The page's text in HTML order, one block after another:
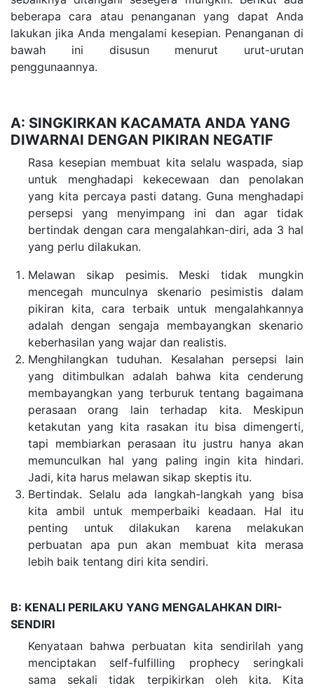
beberapa cara atau penanganan yang dapat Anda
lakukan jika Anda mengalami kesepian. Penanganan di
bawah ini disusun menurut urut-urutan
penggunaannya.
A: SINGKIRKAN KACAMATA ANDA YANG
DIWARNAI DENGAN PIKIRAN NEGATIF
Rasa kesepian membuat kita selalu waspada, siap
untuk menghadapi kekecewaan dan penolakan
yang kita percaya pasti datang. Guna menghadapi
persepsi yang menyimpang ini dan agar tidak
bertindak dengan cara mengalahkan-diri, ada 3 hal
yang perlu dilakukan.
Melawan sikap pesimis. Meski tidak mungkin
mencegah munculnya skenario pesimistis dalam
pikiran kita, cara terbaik untuk mengalahkannya
adalah dengan sengaja membayangkan skenario
keberhasilan yang wajar dan realistis.
Menghilangkan tuduhan. Kesalahan persepsi lain
yang ditimbulkan adalah bahwa kita cenderung
membayangkan yang terburuk tentang bagaimana
perasaan orang lain terhadap kita. Meskipun
ketakutan yang kita rasakan itu bisa dimengerti,
tapi membiarkan perasaan itu justru hanya akan
memunculkan hal yang paling ingin kita hindari.
Jadi, kita harus melawan sikap skeptis itu.
Bertindak. Selalu ada langkah-langkah yang bisa
kita ambil untuk memperbaiki keadaan. Hal itu
penting untuk dilakukan karena melakukan
perbuatan apa pun akan membuat kita merasa
lebih baik tentang diri kita sendiri.
B: KENALI PERILAKU YANG MENGALAHKAN DIRI-
SENDIRI
Kenyataan bahwa perbuatan kita sendirilah yang
menciptakan self-fulfilling prophecy seringkali
sama sekali tidak terpikirkan oleh kita. Kita